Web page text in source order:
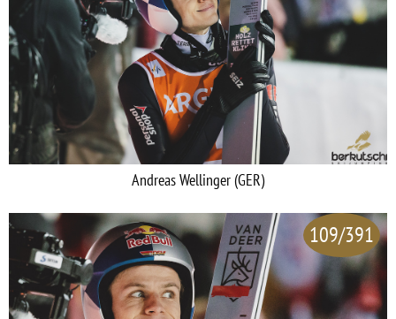
Andreas Wellinger (GER)
109/391